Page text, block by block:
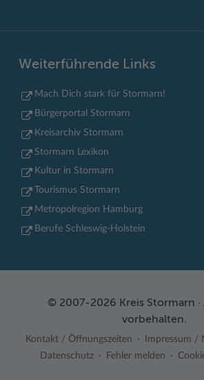
Weiterführende Links
Mach Dich stark für Stormarn!
Bürgerportal Stormarn
Kreisarchiv Stormarn
Stormarn Lexikon
Kultur in Stormarn
Tourismus Stormarn
Metropolregion Hamburg
Berufe Schleswig-Holstein
© 2007-2026 Kreis Stormarn ·
vorbehalten.
Kontakt / Öffnungszeiten
Impressum /
Datenschutz
Fehler melden